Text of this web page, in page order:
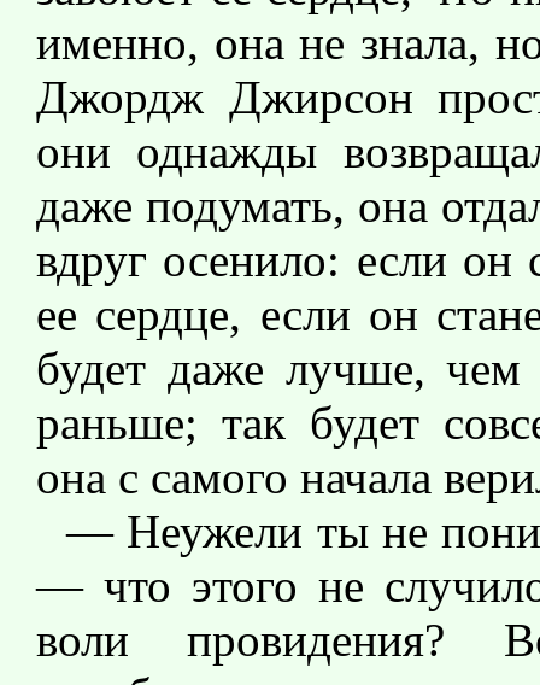
именно, она не знала,
Джордж Джирсон
они однажды
даже подумать, она
вдруг осенило: если он
ее сердце, если он
будет даже лучше,
раньше; так будет
она с самого начала
— Неужели ты не
— что этого не
воли провидения?